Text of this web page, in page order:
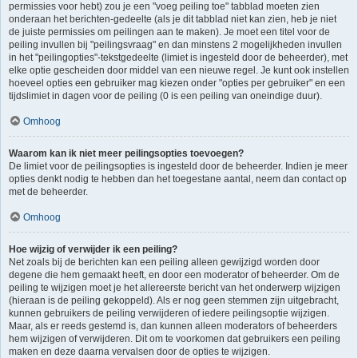
permissies voor hebt) zou je een "voeg peiling toe" tabblad moeten zien
onderaan het berichten-gedeelte (als je dit tabblad niet kan zien, heb je niet
de juiste permissies om peilingen aan te maken). Je moet een titel voor de
peiling invullen bij "peilingsvraag" en dan minstens 2 mogelijkheden invullen
in het "peilingopties"-tekstgedeelte (limiet is ingesteld door de beheerder), met
elke optie gescheiden door middel van een nieuwe regel. Je kunt ook instellen
hoeveel opties een gebruiker mag kiezen onder "opties per gebruiker" en een
tijdslimiet in dagen voor de peiling (0 is een peiling van oneindige duur).
Omhoog
Waarom kan ik niet meer peilingsopties toevoegen?
De limiet voor de peilingsopties is ingesteld door de beheerder. Indien je meer
opties denkt nodig te hebben dan het toegestane aantal, neem dan contact op
met de beheerder.
Omhoog
Hoe wijzig of verwijder ik een peiling?
Net zoals bij de berichten kan een peiling alleen gewijzigd worden door
degene die hem gemaakt heeft, en door een moderator of beheerder. Om de
peiling te wijzigen moet je het allereerste bericht van het onderwerp wijzigen
(hieraan is de peiling gekoppeld). Als er nog geen stemmen zijn uitgebracht,
kunnen gebruikers de peiling verwijderen of iedere peilingsoptie wijzigen.
Maar, als er reeds gestemd is, dan kunnen alleen moderators of beheerders
hem wijzigen of verwijderen. Dit om te voorkomen dat gebruikers een peiling
maken en deze daarna vervalsen door de opties te wijzigen.